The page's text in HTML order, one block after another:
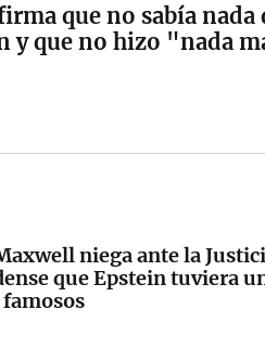
que no sabía nada
y que no hizo "nada
niega ante la
que Epstein tuviera